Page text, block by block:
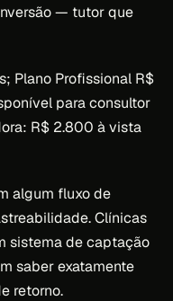
— tutor que
Plano Profissional R$
para consultor
R$ 2.800 à vista
algum fluxo de
Clínicas
sistema de captação
saber exatamente
retorno.